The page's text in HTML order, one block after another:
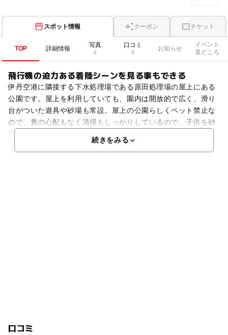
スポット情報 クーポン チケット
TOP 詳細情報 写真
6
口コミ
3
お知らせ
イベント
見どころ
飛行機の迫力ある着陸シーンを見る事もできる
伊丹空港に隣接する下水処理場である原田処理場の屋上にある
公園です。屋上を利用していても、園内は開放的で広く、滑り
台がついた遊具や砂場も常設。屋上の公園らしくペット禁止な
ので、糞の心配もなく清掃もしっかりしているので、子供を砂
場で遊ばせる事に抵抗のあるママさんには安心です。運動場も
続きをみる
口コミ